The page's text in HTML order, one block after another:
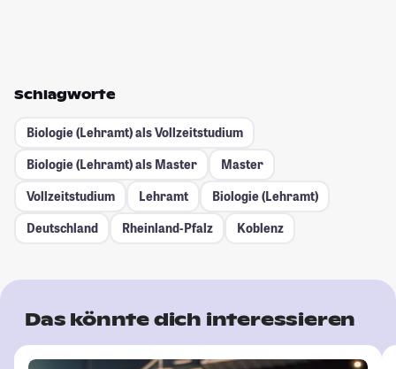
Schlagworte
Biologie (Lehramt) als Vollzeitstudium
Biologie (Lehramt) als Master
Master
Vollzeitstudium
Lehramt
Biologie (Lehramt)
Deutschland
Rheinland-Pfalz Koblenz
Das könnte dich interessieren